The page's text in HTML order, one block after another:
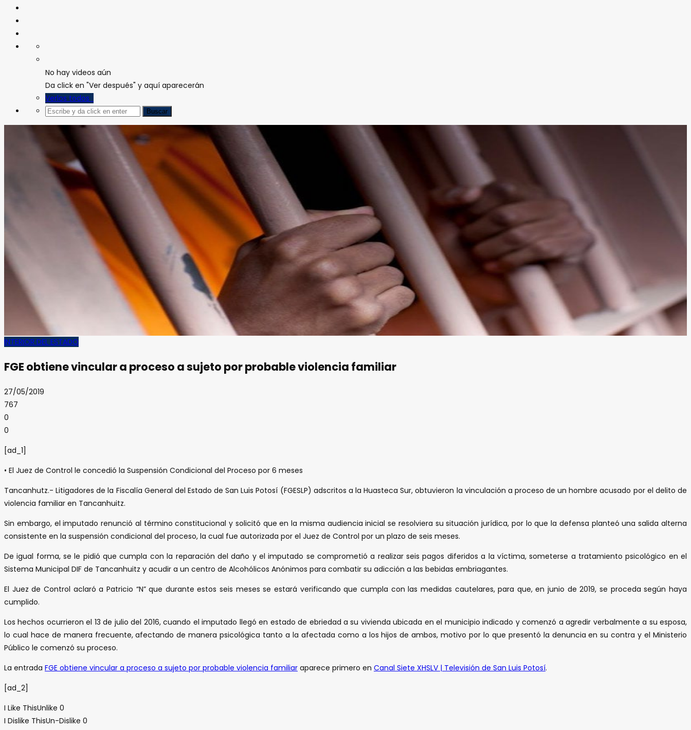
No hay videos aún
Da click en "Ver después" y aquí aparecerán
Verlos todos
INTERIOR DEL ESTADO
FGE obtiene vincular a proceso a sujeto por probable violencia familiar
27/05/2019
767
0
0
[ad_1]
• El Juez de Control le concedió la Suspensión Condicional del Proceso por 6 meses
Tancanhutz.- Litigadores de la Fiscalía General del Estado de San Luis Potosí (FGESLP) adscritos a la Huasteca Sur, obtuvieron la vinculación a proceso de un hombre acusado por el delito de
violencia familiar en Tancanhuitz.
Sin embargo, el imputado renunció al término constitucional y solicitó que en la misma audiencia inicial se resolviera su situación jurídica, por lo que la defensa planteó una salida alterna
consistente en la suspensión condicional del proceso, la cual fue autorizada por el Juez de Control por un plazo de seis meses.
De igual forma, se le pidió que cumpla con la reparación del daño y el imputado se comprometió a realizar seis pagos diferidos a la víctima, someterse a tratamiento psicológico en el
Sistema Municipal DIF de Tancanhuitz y acudir a un centro de Alcohólicos Anónimos para combatir su adicción a las bebidas embriagantes.
El Juez de Control aclaró a Patricio “N” que durante estos seis meses se estará verificando que cumpla con las medidas cautelares, para que, en junio de 2019, se proceda según haya
cumplido.
Los hechos ocurrieron el 13 de julio del 2016, cuando el imputado llegó en estado de ebriedad a su vivienda ubicada en el municipio indicado y comenzó a agredir verbalmente a su esposa,
lo cual hace de manera frecuente, afectando de manera psicológica tanto a la afectada como a los hijos de ambos, motivo por lo que presentó la denuncia en su contra y el Ministerio
Público le comenzó su proceso.
La entrada FGE obtiene vincular a proceso a sujeto por probable violencia familiar aparece primero en Canal Siete XHSLV | Televisión de San Luis Potosí.
[ad_2]
I Like ThisUnlike 0
I Dislike ThisUn-Dislike 0